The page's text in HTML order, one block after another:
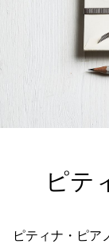
ピテ
ピティナ・ピア